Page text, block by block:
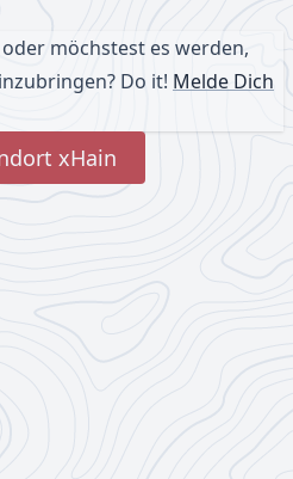
möchstest es werden,
Do it! Melde Dich
xHain